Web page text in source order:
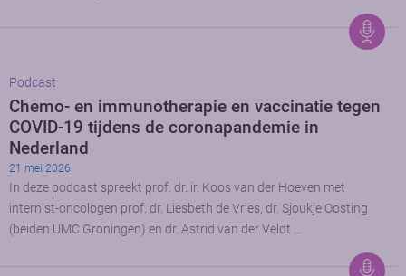
Podcast
Chemo- en immunotherapie en vaccinatie tegen
COVID-19 tijdens de coronapandemie in
Nederland
21 mei 2026
In deze podcast spreekt prof. dr. ir. Koos van der Hoeven met
internist-oncologen prof. dr. Liesbeth de Vries, dr. Sjoukje Oosting
(beiden UMC Groningen) en dr. Astrid van der Veldt …